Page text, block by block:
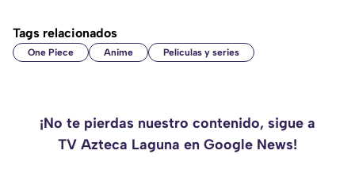
Tags relacionados
One Piece Anime Películas y series
¡No te pierdas nuestro contenido, sigue a
TV Azteca Laguna en Google News!